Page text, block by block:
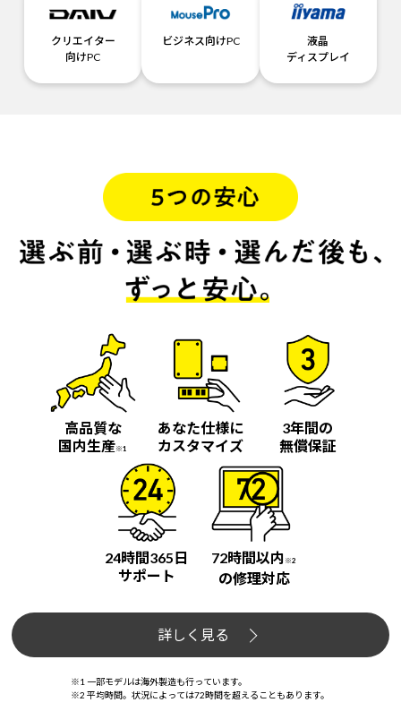
クリエイター
向けPC
ビジネス向けPC
液晶
ディスプレイ
高品質な
国内生産※1
あなた仕様に
カスタマイズ
3年間の
無償保証
24時間365日
サポート
72時間以内 ※2
の修理対応
詳しく見る
※1 一部モデルは海外製造も行っています。
※2 平均時間。状況によっては72時間を超えることもあります。